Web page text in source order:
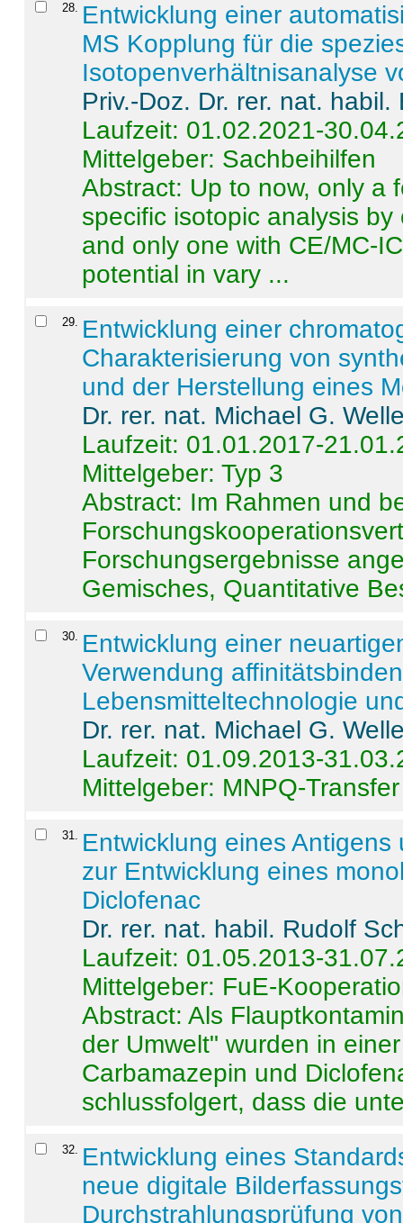
28. Entwicklung einer
MS Kopplung für die
Isotopenverhältnisanalyse
Priv.-Doz. Dr. rer. nat.
Laufzeit: 01.02.2021-
Mittelgeber: Sachbeihilfen
Abstract: Up to now, only a
specific isotopic analysis
and only one with CE/MC-
potential in vary ...
29. Entwicklung einer
Charakterisierung von
und der Herstellung eines
Dr. rer. nat. Michael G.
Laufzeit: 01.01.2017-
Mittelgeber: Typ 3
Abstract: Im Rahmen und
Forschungsergebnisse
Gemisches, Quantitative
30. Entwicklung einer
Verwendung
Lebensmitteltechnologie
Dr. rer. nat. Michael G.
Laufzeit: 01.09.2013-
Mittelgeber: MNPQ-Transfer
31. Entwicklung eines
zur Entwicklung eines
Diclofenac
Dr. rer. nat. habil. Rudolf
Laufzeit: 01.05.2013-
Mittelgeber: FuE-
Abstract:Als
der Umwelt" wurden in
Carbamazepin und
schlussfolgert, dass die
32. Entwicklung eines
neue digitale
Durchstrahlungsprüfung